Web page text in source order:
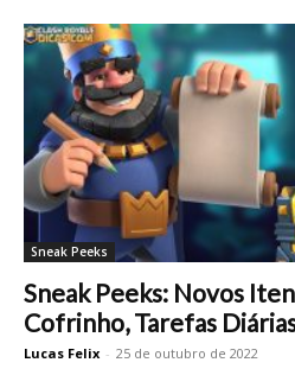
Sneak Peeks
Sneak Peeks: Novos
Cofrinho, Tarefas
Lucas Felix - 25 de outubro de 2022